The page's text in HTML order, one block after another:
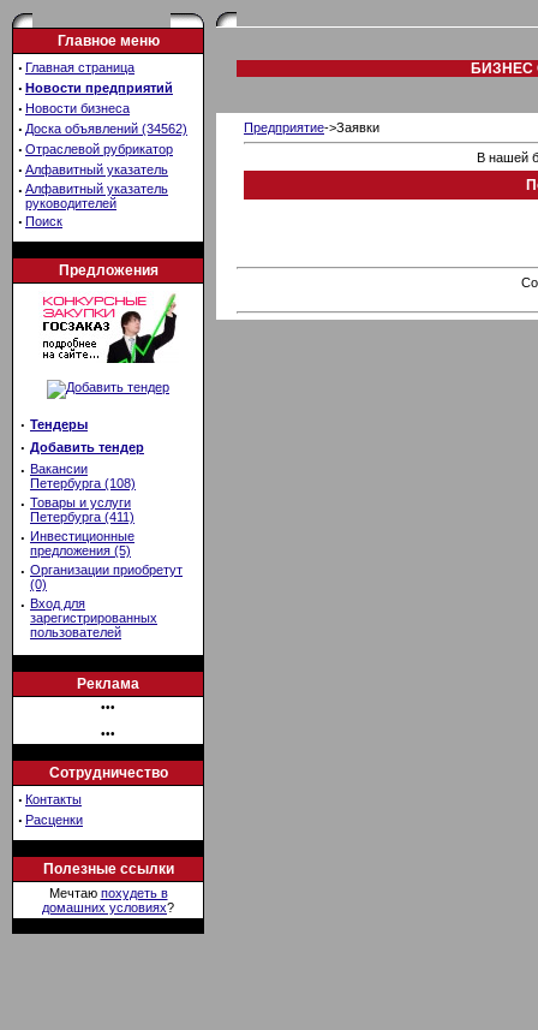
Главное меню
· Главная страница
· Новости предприятий
· Новости бизнеса
· Доска объявлений (34562)
· Отраслевой рубрикатор
· Алфавитный указатель
· Алфавитный указатель
руководителей
· Поиск
Предложения
· Тендеры
· Добавить тендер
· Вакансии
Петербурга (108)
· Товары и услуги
Петербурга (411)
· Инвестиционные
предложения (5)
· Организации приобретут
(0)
· Вход для
зарегистрированных
пользователей
Реклама
•••
•••
Сотрудничество
· Контакты
· Расценки
Полезные ссылки
Мечтаю похудеть в
домашних условиях?
БИЗНЕС
Предприятие->Заявки
В нашей